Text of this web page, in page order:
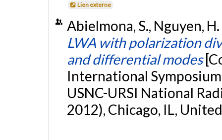
Lien externe
Abielmona, S., Nguyen,
LWA with polarization
and differential modes
International
USNC-URSI National
2012), Chicago, IL,